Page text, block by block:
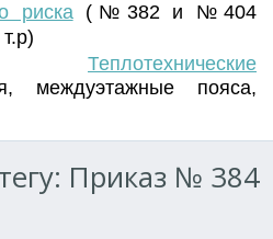
риска(№382 и №404
Теплотехнические
, междуэтажные пояса,
Приказ № 384